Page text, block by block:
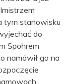
tym stanowisku
do
Spohrem
namówił go na